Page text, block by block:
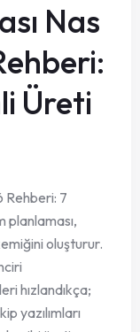
Nas
Üreti
Rehberi: 7
planlaması,
oluşturur.
hızlandıkça;
yazılımları